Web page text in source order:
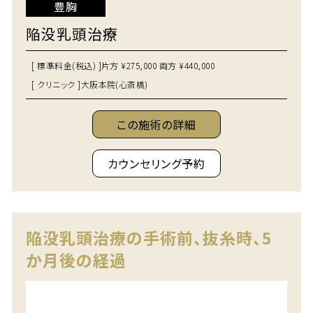
豊胸
陥没乳頭治療
[ 標準料金(税込) ]片方 ¥275,000 両方 ¥440,000
[ クリニック ]大阪本院(心斎橋)
この施術の詳細
カウンセリング予約
陥没乳頭治療の手術前、抜糸時、5
か月後の経過